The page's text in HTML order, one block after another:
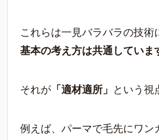
これらは一見バラバラの技術
基本の考え方は共通していま
それが 「適材適所」 という視
例えば、パーマで毛先にワン